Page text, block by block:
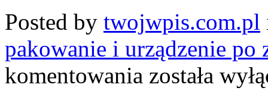
Posted by twojwpis.com.pl
pakowanie i urządzenie po
komentowania
skutecznie
została